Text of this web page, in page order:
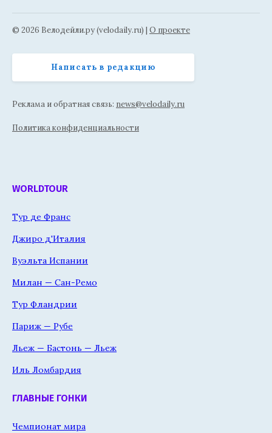
© 2026 Велодейли.ру (velodaily.ru) | О проекте
Написать в редакцию
Реклама и обратная связь: news@velodaily.ru
Политика конфиденциальности
WORLDTOUR
Тур де Франс
Джиро д'Италия
Вуэльта Испании
Милан — Сан-Ремо
Тур Фландрии
Париж — Рубе
Льеж — Бастонь — Льеж
Иль Ломбардия
ГЛАВНЫЕ ГОНКИ
Чемпионат мира